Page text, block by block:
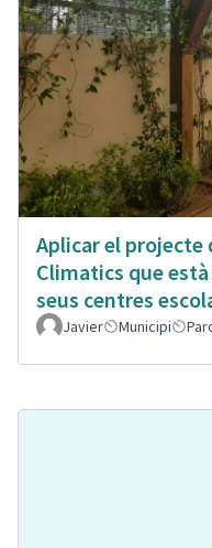
Aplicar el projecte
Climatics que
seus centres
Javier Municipi